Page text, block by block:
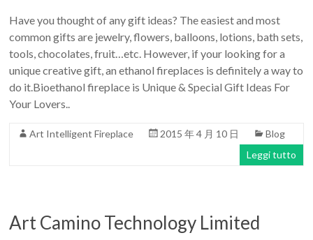
Have you thought of any gift ideas? The easiest and most
common gifts are jewelry, flowers, balloons, lotions, bath sets,
tools, chocolates, fruit…etc. However, if your looking for a
unique creative gift, an ethanol fireplaces is definitely a way to
do it.Bioethanol fireplace is Unique & Special Gift Ideas For
Your Lovers..
Art Intelligent Fireplace 2015 年 4 月 10 日
Blog
Leggi tutto
Art Camino Technology Limited